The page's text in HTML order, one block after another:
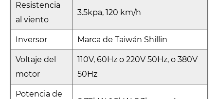
Resistencia
al viento
3.5kpa, 120 km/h
Inversor Marca de Taiwán Shillin
Voltaje del
motor
110V, 60Hz o 220V 50Hz, o 380V
50Hz
Potencia de